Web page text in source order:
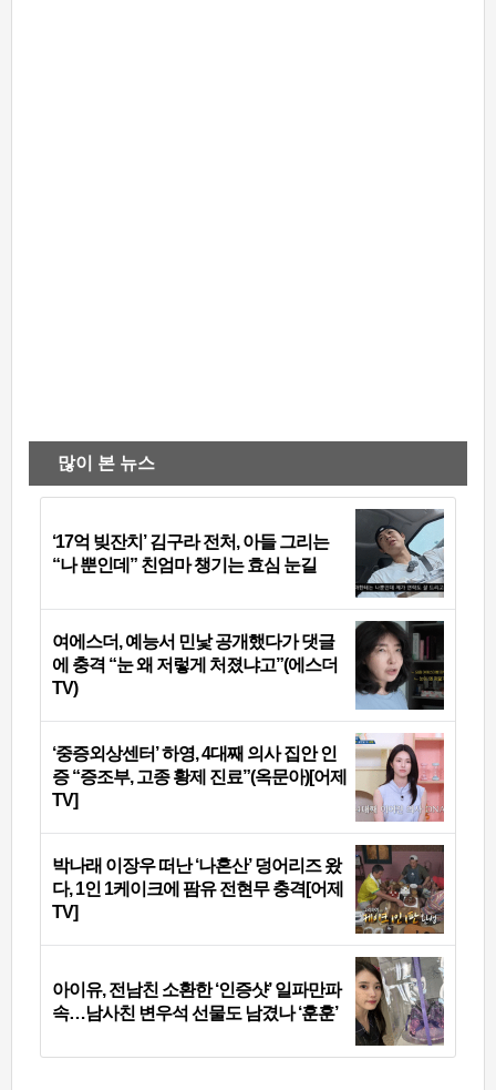
많이 본 뉴스
‘17억 빚잔치’ 김구라 전처, 아들 그리는
“나 뿐인데” 친엄마 챙기는 효심 눈길
여에스더, 예능서 민낯 공개했다가 댓글
에 충격 “눈 왜 저렇게 처졌냐고”(에스더
TV)
‘중증외상센터’ 하영, 4대째 의사 집안 인
증 “증조부, 고종 황제 진료”(옥문아)[어제
TV]
박나래 이장우 떠난 ‘나혼산’ 덩어리즈 왔
다, 1인 1케이크에 팜유 전현무 충격[어제
TV]
아이유, 전남친 소환한 ‘인증샷’ 일파만파
속…남사친 변우석 선물도 남겼나 ‘훈훈’